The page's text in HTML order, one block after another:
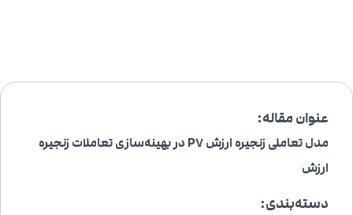
عنوان مقاله:
مدل تعاملی زنجیره ارزش P7
در بهینه‌سازی تعاملات زنجیره
ارزش
دسته‌بندی: